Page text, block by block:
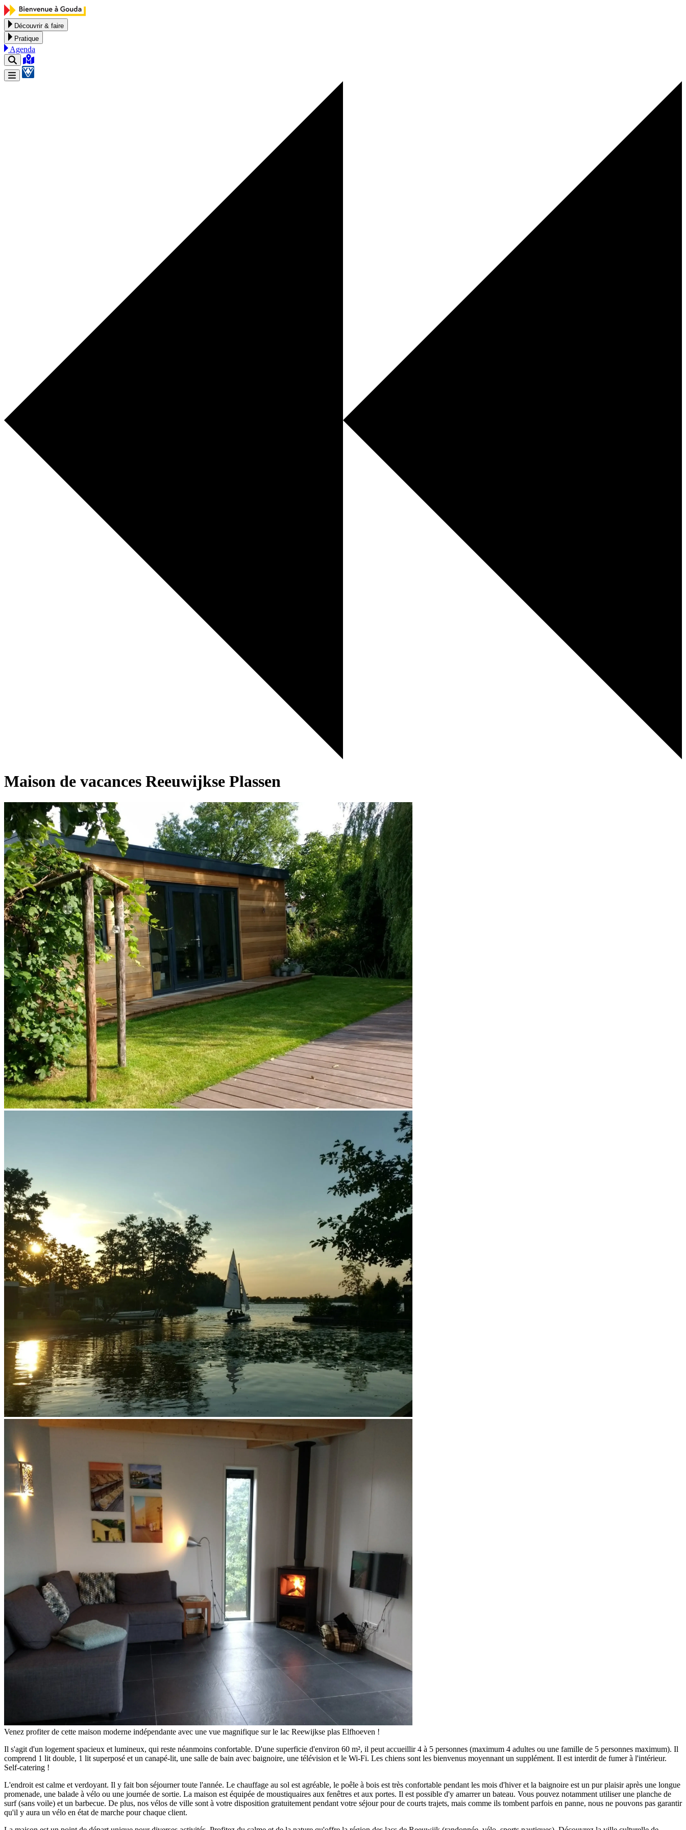
Aller au contenu
Découvrir & faire
Pratique
Agenda
Maison de vacances Reeuwijkse Plassen
Venez profiter de cette maison moderne indépendante avec une vue magnifique sur le lac Reewijkse plas Elfhoeven !
Il s'agit d'un logement spacieux et lumineux, qui reste néanmoins confortable. D'une superficie d'environ 60 m², il peut accueillir 4 à 5 personnes (maximum 4 adultes ou une famille de 5 personnes maximum). Il
comprend 1 lit double, 1 lit superposé et un canapé-lit, une salle de bain avec baignoire, une télévision et le Wi-Fi. Les chiens sont les bienvenus moyennant un supplément. Il est interdit de fumer à l'intérieur.
Self-catering !
L'endroit est calme et verdoyant. Il y fait bon séjourner toute l'année. Le chauffage au sol est agréable, le poêle à bois est très confortable pendant les mois d'hiver et la baignoire est un pur plaisir après une longue
promenade, une balade à vélo ou une journée de sortie. La maison est équipée de moustiquaires aux fenêtres et aux portes. Il est possible d'y amarrer un bateau. Vous pouvez notamment utiliser une planche de
surf (sans voile) et un barbecue. De plus, nos vélos de ville sont à votre disposition gratuitement pendant votre séjour pour de courts trajets, mais comme ils tombent parfois en panne, nous ne pouvons pas garantir
qu'il y aura un vélo en état de marche pour chaque client.